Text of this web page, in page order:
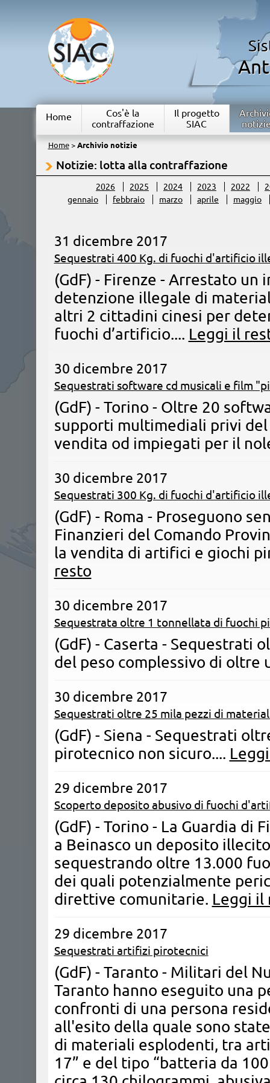
Home
Cos'è la
contraffazione
Il progetto
SIAC
Home> Archivio notizie
Notizie: lotta alla contraffazione
2026 2025 2024 2023 2022
gennaio
febbraio marzo aprile maggio
31 dicembre 2017
Sequestrati 400 Kg. di fuochi d'artificio
(GdF) - Firenze - Arrestato
detenzione illegale di
altri 2 cittadini cinesi per
fuochi d’artificio.... Leggi il
30 dicembre 2017
Sequestrati software cd musicali e film
(GdF) - Torino - Oltre 20
supporti multimediali privi
vendita od impiegati per il
30 dicembre 2017
Sequestrati 300 Kg. di fuochi d'artificio
(GdF) - Roma - Proseguono
Finanzieri del Comando
la vendita di artifici e giochi
resto
30 dicembre 2017
Sequestrata oltre 1 tonnellata di fuochi
(GdF) - Caserta - Sequestrati
del peso complessivo di oltre
30 dicembre 2017
Sequestrati oltre 25 mila pezzi di
(GdF) - Siena - Sequestrati
pirotecnico non sicuro....
29 dicembre 2017
Scoperto deposito abusivo di fuochi
(GdF) - Torino - La Guardia di
a Beinasco un deposito
sequestrando oltre 13.000
dei quali potenzialmente
direttive comunitarie. Leggi il
29 dicembre 2017
Sequestrati artifizi pirotecnici
(GdF) - Taranto - Militari del
Taranto hanno eseguito una
confronti di una persona
all'esito della quale sono
di materiali esplodenti, tra
17” e del tipo “batteria da